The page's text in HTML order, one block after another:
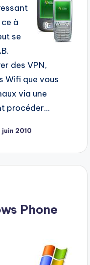
à
se
des VPN,
Wifi que vous
via une
procéder...
juin 2010
Phone